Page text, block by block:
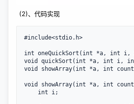
(2)、代码实现
#include<stdio.h>
int oneQuickSort(int *a, int
void quickSort(int *a, int i,
void showArray(int *a, int
void showArray(int *a, int
int i;